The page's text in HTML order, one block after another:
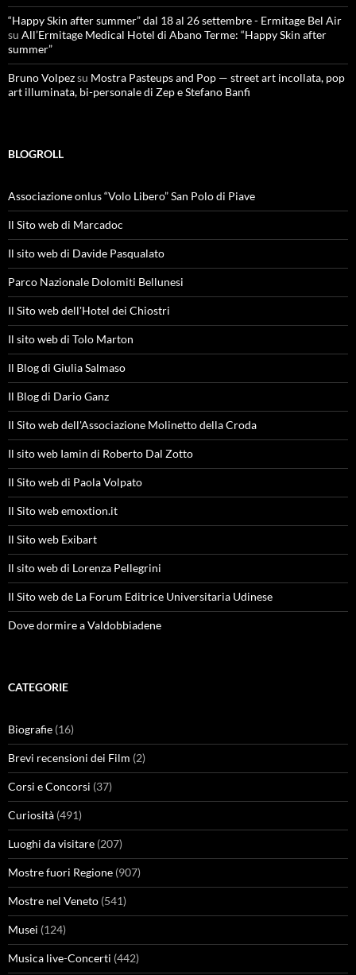
“Happy Skin after summer” dal 18 al 26 settembre - Ermitage Bel Air
su All’Ermitage Medical Hotel di Abano Terme: “Happy Skin after
summer”
Bruno Volpezsu Mostra Pasteups and Pop — street art incollata, pop
art illuminata, bi-personale di Zep e Stefano Banfi
BLOGROLL
Associazione onlus “Volo Libero” San Polo di Piave
Il Sito web di Marcadoc
Il sito web di Davide Pasqualato
Parco Nazionale Dolomiti Bellunesi
Il Sito web dell'Hotel dei Chiostri
Il sito web di Tolo Marton
Il Blog di Giulia Salmaso
Il Blog di Dario Ganz
Il Sito web dell'Associazione Molinetto della Croda
Il sito web Iamin di Roberto Dal Zotto
Il Sito web di Paola Volpato
Il Sito web emoxtion.it
Il Sito web Exibart
Il sito web di Lorenza Pellegrini
Il Sito web de La Forum Editrice Universitaria Udinese
Dove dormire a Valdobbiadene
CATEGORIE
Biografie (16)
Brevi recensioni dei Film (2)
Corsi e Concorsi (37)
Curiosità (491)
Luoghi da visitare (207)
Mostre fuori Regione (907)
Mostre nel Veneto (541)
Musei (124)
Musica live-Concerti (442)